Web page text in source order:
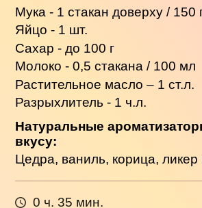
Мука - 1 стакан доверху / 150
Яйцо - 1 шт.
Сахар - до 100 г
Молоко - 0,5 стакана / 100 мл
Растительное масло – 1 ст.л.
Разрыхлитель - 1 ч.л.
Натуральные
вкусу:
Цедра, ваниль, корица, ликер
0 ч. 35 мин.